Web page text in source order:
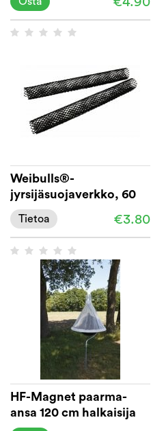
Weibulls®-
jyrsijäsuojaverkko, 60
cm
€3.80
Tietoa
HF-Magnet paarma-
ansa 120 cm halkaisija